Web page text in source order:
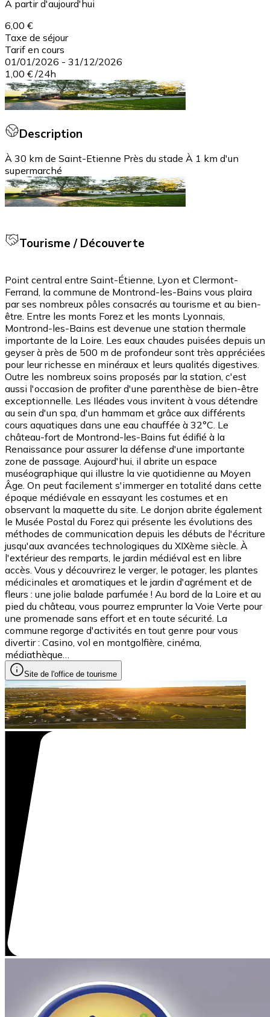
À partir d'aujourd'hui
6,00 €
Taxe de séjour
Tarif en cours
01/01/2026 - 31/12/2026
1,00 € /24h
Description
À 30 km de Saint-Etienne Près du stade À 1 km d'un
supermarché
Tourisme / Découverte
Point central entre Saint-Étienne, Lyon et Clermont-
Ferrand, la commune de Montrond-les-Bains vous plaira
par ses nombreux pôles consacrés au tourisme et au bien-
être. Entre les monts Forez et les monts Lyonnais,
Montrond-les-Bains est devenue une station thermale
importante de la Loire. Les eaux chaudes puisées depuis un
geyser à près de 500 m de profondeur sont très appréciées
pour leur richesse en minéraux et leurs qualités digestives.
Outre les nombreux soins proposés par la station, c'est
aussi l'occasion de profiter d'une parenthèse de bien-être
exceptionnelle. Les Iléades vous invitent à vous détendre
au sein d'un spa, d'un hammam et grâce aux différents
cours aquatiques dans une eau chauffée à 32°C. Le
château-fort de Montrond-les-Bains fut édifié à la
Renaissance pour assurer la défense d'une importante
zone de passage. Aujourd'hui, il abrite un espace
muséographique qui illustre la vie quotidienne au Moyen
Âge. On peut facilement s'immerger en totalité dans cette
époque médiévale en essayant les costumes et en
observant la maquette du site. Le donjon abrite également
le Musée Postal du Forez qui présente les évolutions des
méthodes de communication depuis les débuts de l'écriture
jusqu'aux avancées technologiques du XIXème siècle. À
l'extérieur des remparts, le jardin médiéval est en libre
accès. Vous y découvrirez le verger, le potager, les plantes
médicinales et aromatiques et le jardin d'agrément et de
fleurs : une jolie balade parfumée ! Au bord de la Loire et au
pied du château, vous pourrez emprunter la Voie Verte pour
une promenade sans effort et en toute sécurité. La
commune regorge d'activités en tout genre pour vous
divertir : Casino, vol en montgolfière, cinéma,
médiathèque…
Site de l'office de tourisme